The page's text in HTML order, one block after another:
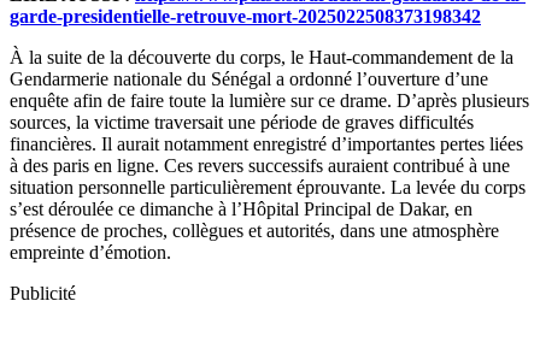
garde-presidentielle-retrouve-mort-2025022508373198342
À la suite de la découverte du corps, le Haut-commandement de la
Gendarmerie nationale du Sénégal a ordonné l’ouverture d’une
enquête afin de faire toute la lumière sur ce drame. D’après plusieurs
sources, la victime traversait une période de graves difficultés
financières. Il aurait notamment enregistré d’importantes pertes liées
à des paris en ligne. Ces revers successifs auraient contribué à une
situation personnelle particulièrement éprouvante. La levée du corps
s’est déroulée ce dimanche à l’Hôpital Principal de Dakar, en
présence de proches, collègues et autorités, dans une atmosphère
empreinte d’émotion.
Publicité